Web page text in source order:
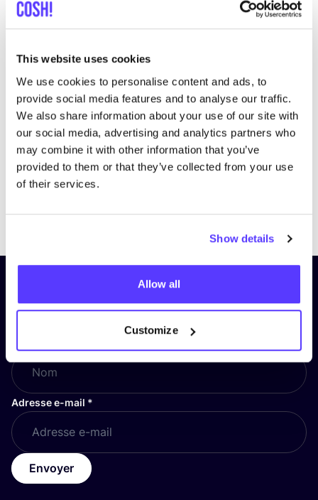
This website uses cookies
We use cookies to personalise content and ads, to
provide social media features and to analyse our traffic.
We also share information about your use of our site with
our social media, advertising and analytics partners who
may combine it with other information that you’ve
provided to them or that they’ve collected from your use
of their services.
Show details
Allow all
Customize
Inscrivez-vous à notre lettre
d’information et restez informé !
Adresse e-mail *
Envoyer